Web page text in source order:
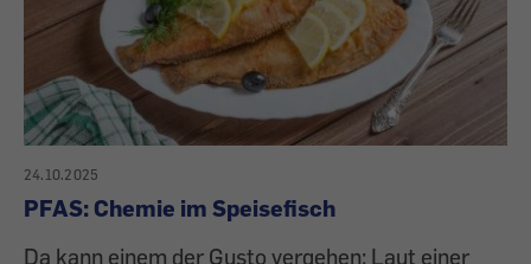
24.10.2025
PFAS: Chemie im Speisefisch
Da kann einem der Gusto vergehen: Laut einer